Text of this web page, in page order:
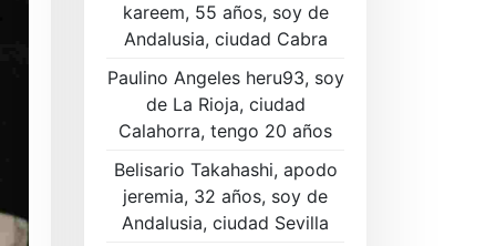
kareem, 55 años, soy de
Andalusia, ciudad Cabra
Paulino Angeles heru93, soy
de La Rioja, ciudad
Calahorra, tengo 20 años
Belisario Takahashi, apodo
jeremia, 32 años, soy de
Andalusia, ciudad Sevilla